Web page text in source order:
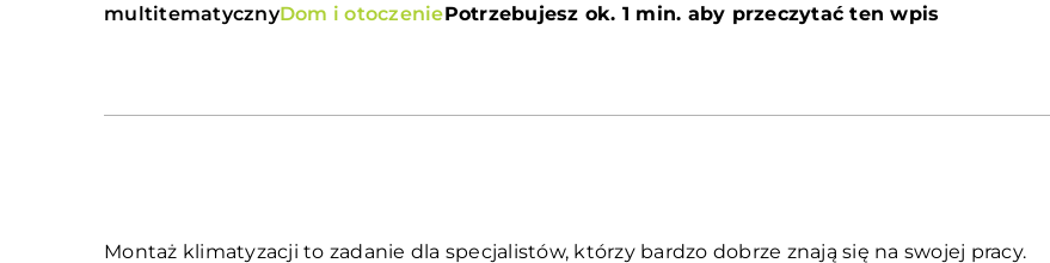
multitematycznyDom i otoczeniePotrzebujesz ok. 1 min. aby przeczytać ten wpis
Montaż klimatyzacji to zadanie dla specjalistów, którzy bardzo dobrze znają się na swojej pracy.